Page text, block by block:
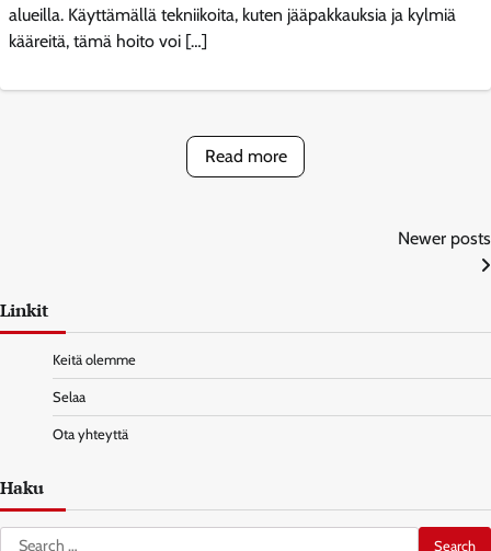
alueilla. Käyttämällä tekniikoita, kuten jääpakkauksia ja kylmiä
kääreitä, tämä hoito voi […]
Read more
Newer posts
Linkit
Keitä olemme
Selaa
Ota yhteyttä
Haku
Search